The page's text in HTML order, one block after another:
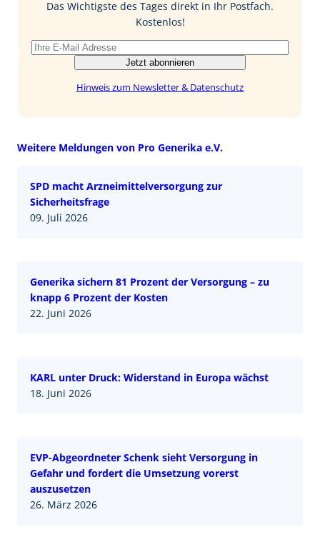
Das Wichtigste des Tages direkt in Ihr Postfach.
Kostenlos!
Jetzt abonnieren
Hinweis zum Newsletter & Datenschutz
Weitere Meldungen von Pro Generika e.V.
SPD macht Arzneimittelversorgung zur
Sicherheitsfrage
09. Juli 2026
Generika sichern 81 Prozent der Versorgung – zu
knapp 6 Prozent der Kosten
22. Juni 2026
KARL unter Druck: Widerstand in Europa wächst
18. Juni 2026
EVP-Abgeordneter Schenk sieht Versorgung in
Gefahr und fordert die Umsetzung vorerst
auszusetzen
26. März 2026